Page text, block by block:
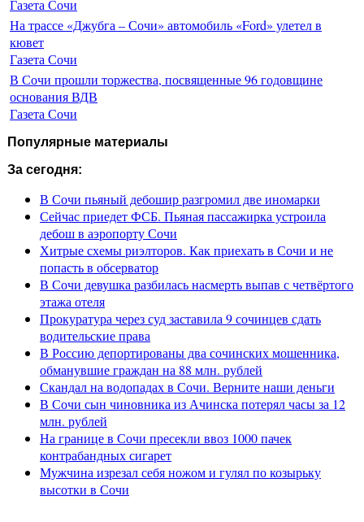
Газета Сочи
На трассе «Джубга – Сочи» автомобиль «Ford» улетел в
кювет
Газета Сочи
В Сочи прошли торжества, посвященные 96 годовщине
основания ВДВ
Газета Сочи
Популярные материалы
За сегодня:
В Сочи пьяный дебошир разгромил две иномарки
Сейчас приедет ФСБ. Пьяная пассажирка устроила
дебош в аэропорту Сочи
Хитрые схемы риэлторов. Как приехать в Сочи и не
попасть в обсерватор
В Сочи девушка разбилась насмерть выпав с четвёртого
этажа отеля
Прокуратура через суд заставила 9 сочинцев сдать
водительские права
В Россию депортированы два сочинских мошенника,
обманувшие граждан на 88 млн. рублей
Скандал на водопадах в Сочи. Верните наши деньги
В Сочи сын чиновника из Ачинска потерял часы за 12
млн. рублей
На границе в Сочи пресекли ввоз 1000 пачек
контрабандных сигарет
Мужчина изрезал себя ножом и гулял по козырьку
высотки в Сочи